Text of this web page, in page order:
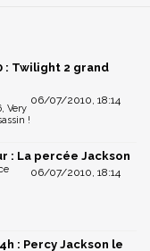
: Twilight 2 grand
06/07/2010, 18:14
Very
!
: La percée Jackson
06/07/2010, 18:14
: Percy Jackson le